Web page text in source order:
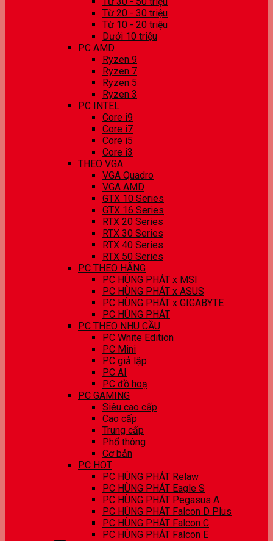
Từ 20 - 30 triệu
Từ 10 - 20 triệu
Dưới 10 triệu
PC AMD
Ryzen 9
Ryzen 7
Ryzen 5
Ryzen 3
PC INTEL
Core i9
Core i7
Core i5
Core i3
THEO VGA
VGA Quadro
VGA AMD
GTX 10 Series
GTX 16 Series
RTX 20 Series
RTX 30 Series
RTX 40 Series
RTX 50 Series
PC THEO HÃNG
PC HÙNG PHÁT x MSI
PC HÙNG PHÁT x ASUS
PC HÙNG PHÁT x GIGABYTE
PC HÙNG PHÁT
PC THEO NHU CẦU
PC White Edition
PC Mini
PC giả lập
PC AI
PC đồ hoạ
PC GAMING
Siêu cao cấp
Cao cấp
Trung cấp
Phổ thông
Cơ bản
PC HOT
PC HÙNG PHÁT Relaw
PC HÙNG PHÁT Eagle S
PC HÙNG PHÁT Pegasus A
PC HÙNG PHÁT Falcon D Plus
PC HÙNG PHÁT Falcon C
PC HÙNG PHÁT Falcon E